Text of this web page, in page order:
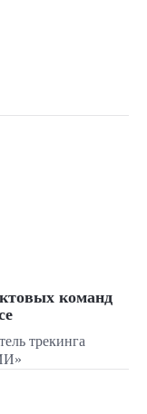
команд
трекинга